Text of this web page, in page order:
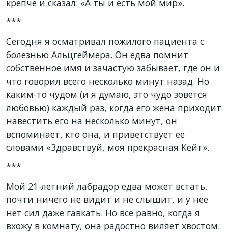
крепче и сказал: «А ты и есть мой мир».
***
Сегодня я осматривал пожилого пациента с
болезнью Альцгеймера. Он едва помнит
собственное имя и зачастую забывает, где он и
что говорил всего несколько минут назад. Но
каким-то чудом (и я думаю, это чудо зовется
любовью) каждый раз, когда его жена приходит
навестить его на несколько минут, он
вспоминает, кто она, и приветствует ее
словами «Здравствуй, моя прекрасная Кейт».
***
Мой 21-летний лабрадор едва может встать,
почти ничего не видит и не слышит, и у нее
нет сил даже гавкать. Но все равно, когда я
вхожу в комнату, она радостно виляет хвостом.